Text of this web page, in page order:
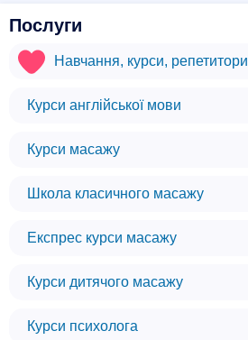
Послуги
Навчання, курси, репетитори
Курси англійської мови
Курси масажу
Школа класичного масажу
Експрес курси масажу
Курси дитячого масажу
Курси психолога